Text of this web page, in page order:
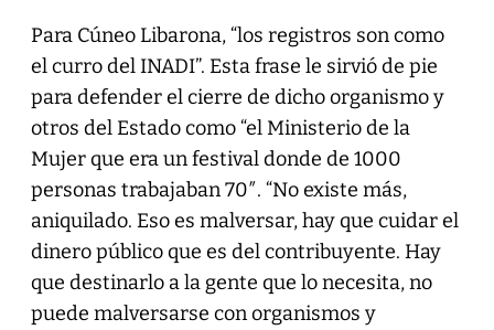
Para Cúneo Libarona, “los registros son como
el curro del INADI”. Esta frase le sirvió de pie
para defender el cierre de dicho organismo y
otros del Estado como “el Ministerio de la
Mujer que era un festival donde de 1000
personas trabajaban 70″. “No existe más,
aniquilado. Eso es malversar, hay que cuidar el
dinero público que es del contribuyente. Hay
que destinarlo a la gente que lo necesita, no
puede malversarse con organismos y